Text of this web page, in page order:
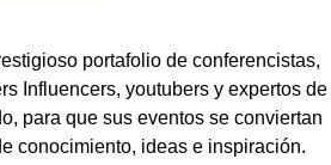
portafolio de conferencistas,
Influencers, youtubers y expertos de
para que sus eventos se conviertan
conocimiento, ideas e inspiración.